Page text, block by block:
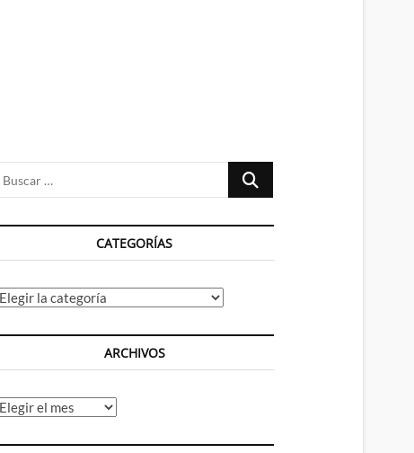
Buscar
CATEGORÍAS
Categorías
ARCHIVOS
Archivos